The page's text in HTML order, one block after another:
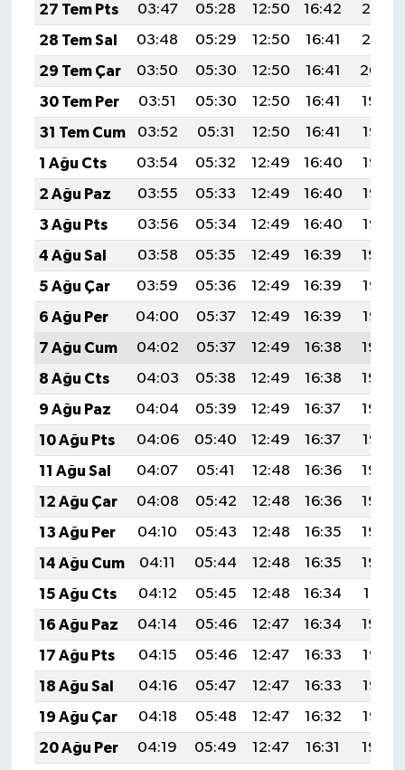
27 Tem Pts
03:47 05:28 12:50 16:42
20:01
28 Tem Sal
03:48 05:29 12:50 16:41
20:01
29 Tem Çar
03:50 05:30 12:50 16:41
20:00
30 Tem Per
03:51 05:30 12:50 16:41
19:59
31 Tem Cum
03:52 05:31 12:50 16:41
19:58
1 Ağu Cts
03:54 05:32 12:49 16:40
19:57
2 Ağu Paz
03:55 05:33 12:49 16:40
19:56
3 Ağu Pts
03:56 05:34 12:49 16:40
19:55
4 Ağu Sal
03:58 05:35 12:49 16:39
19:54
5 Ağu Çar
03:59 05:36 12:49 16:39
19:53
6 Ağu Per
04:00 05:37 12:49 16:39
19:52
7 Ağu Cum
04:02 05:37 12:49 16:38
19:50
8 Ağu Cts
04:03 05:38 12:49 16:38
19:49
9 Ağu Paz
04:04 05:39 12:49 16:37
19:48
10 Ağu Pts
04:06 05:40 12:49 16:37
19:47
11 Ağu Sal
04:07 05:41 12:48 16:36
19:46
12 Ağu Çar
04:08 05:42 12:48 16:36
19:44
13 Ağu Per
04:10 05:43 12:48 16:35
19:43
14 Ağu Cum
04:11 05:44 12:48 16:35
19:42
15 Ağu Cts
04:12 05:45 12:48 16:34
19:41
16 Ağu Paz
04:14 05:46 12:47 16:34
19:39
17 Ağu Pts
04:15 05:46 12:47 16:33
19:38
18 Ağu Sal
04:16 05:47 12:47 16:33
19:37
19 Ağu Çar
04:18 05:48 12:47 16:32
19:35
20 Ağu Per
04:19 05:49 12:47 16:31
19:34
Röportaj
Sağlık
SİYASET
Spor
Ulusal
Yaşam